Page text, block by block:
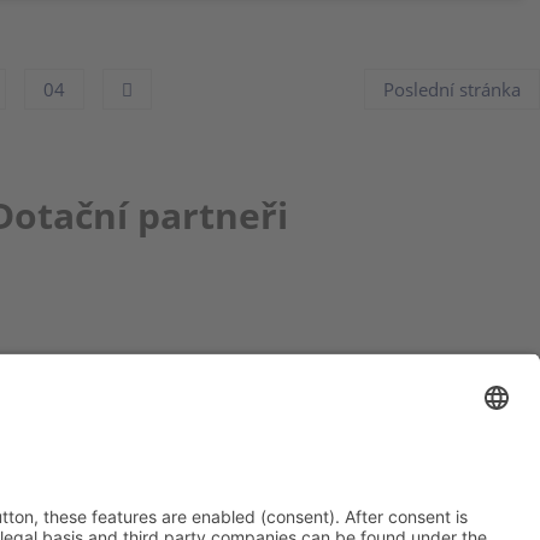
04 Poslední stránka
partneři
1, 92539 Schönsee